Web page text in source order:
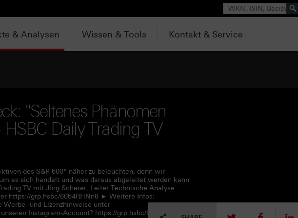
Suche
& Analysen Wissen & Tools Kontakt & Service
"Seltenes Phänomen
Daily Trading TV
des S&P 500® näher zu beleuchten, denn wir
es sich handelt und was daraus abgeleitet werden kann
TV mit Jörg Scherer, Leiter Technische Analyse
https://grp.hsbc/6054RHNn8 ► Weitere Infos:
und Lizenzhinweise unter
Instagram-Account? https://grp.hsbc/6057RHNn1